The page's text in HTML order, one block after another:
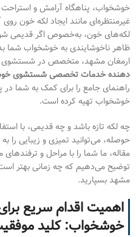
خوشخواب، پناهگاه آرامش و
غیرمنتظره‌ای مانند ایجاد لکه خون
لکه‌های خون، به‌خصوص اگر قدیمی
ظاهر ناخوشایندی به خوشخواب شما
ارمغان مشهد، متخصص در شستشوی
دهنده خدمات تخصصی شستشوی
راهنمای جامع را برای کمک به شما
خوشخواب تهیه کرده است.
چه لکه تازه باشد و چه قدیمی، با
حوصله، می‌توانید تمیزی و زیبایی را
مقاله، ما شما را با مراحل و
توضیح می‌دهیم که چه زمانی بهتر
مشهد بسپارید.
اهمیت اقدام سریع
خوشخواب: کلید